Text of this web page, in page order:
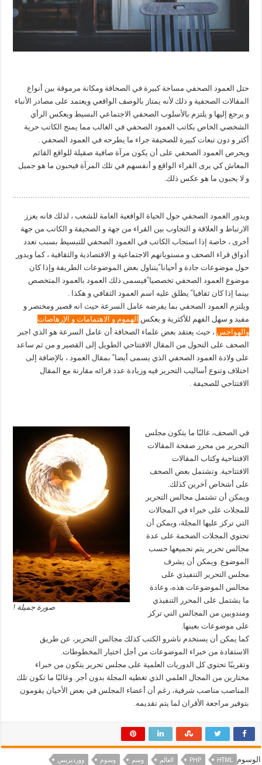
حتل العمود الصحفي مساحة كبيرة في الصحافة ومكانة مرموقة بين أنواع
المقالات الصحفية و ذلك لأنه يمتاز بالوصف الواقعي ويعتمد على مصادر الأنباء
و يرجع إليها و يلتزم بالأسلوب الصحفي الاجتماعي البسيط ويعكس الرأي
الشخصي الخاص بكاتب العمود الصحفي في الغالب مما يمنح الكاتب حرية
أكثر و دون تبعات كبيرة للصحيفة جراء ما يطرحه في العمود الصحفي .
ويحرص العمود الصحفي على أن يكون مرآة صافية صقيلة للواقع القائم
المعاش كي يرى القراء الواقع و أنفسهم في تلك المرآة فيحبون ما هو جميل
و لا يحبون ما هو عكس ذلك.
ويدور العمود الصحفي حول الحياة الواقعية العامة للشعب ، لذلك فانه يعزز
الارتباط و العلاقة و التجاوب بين القراء من جهة و الصحيفة و الكاتب من جهة
أخرى ، خاصة إذا استجاب الكاتب في العمود الصحفي للتبسيط بسبب تعدد
أذواق قراء الصحف و مستوياتهم الاجتماعية و الاقتصادية والثقافية ، كما ويدور
حول موضوعات جادة و أحيانا ًيتناول بعض الموضوعات الطريفة وإذا كان
موضوع العمود الصحفي تخصصيا ًفيسمى ذلك العمود بالعمود المتخصص
بينما إذا كان ثقافيا ً يطلق عليه اسم العمود الثقافي و هكذا .
ويلتزم العمود الصحفي بما يفرضه عامل السرعة حيث انه قصير ومختصر و
مفيد و سهل الفهم للأكثرية و يعكس الهموم و الاهتمامات و الإرهاصات
والهواجس ، حيث يعتقد بعض علماء الصحافة أن عامل السرعة هو الذي اجبر
الصحف على التحول من المقال الافتتاحي الطويل إلى القصير و من ثم ساعد
على ولادة العمود الصحفي الذي يسمى أيضا ً بمقال العمود ، بالإضافة إلى
اختلاف وتنوع أساليب التحرير فيه وزيادة عدد قرائه مقارنة مع المقال
الافتتاحي للصحيفة .
صورة جميلة !
في الصحف، غالبًا ما يتكون مجلس
التحرير من محرر صفحة المقالات
الافتتاحية وكتاب المقالات
الافتتاحية. وتشتمل بعض الصحف
على أشخاص آخرين كذلك.
ويمكن أن تشتمل مجالس التحرير
للمجلات على خبراء في المجالات
التي تركز عليها المجلة، ويمكن أن
تحتوي المجلات الضخمة على عدة
مجالس تحرير يتم تجميعها حسب
الموضوع. ويمكن أن يشرف
مجلس التحرير التنفيذي على
مجالس الموضوعات هذه، وعادة
ما يشتمل على المحرر التنفيذي
ومندوبين من المجالس التي تركز
على موضوعات بعينها.
كما يمكن أن يستخدم ناشرو الكتب كذلك مجالس التحرير، عن طريق
الاستفادة من خبراء الموضوعات من أجل اختيار المخطوطات.
وتقريبًا تحتوي كل الدوريات العلمية على مجلس تحرير يتكون من خبراء
مختارين من المجال العلمي الذي تغطيه المجلة بدون أجر. وغالبًا ما تكون تلك
المناصب مناصب شرفية، رغم أن أعضاء المجلس في بعض الأحيان يقومون
بتوفير مراجعة الأقران لما يتم تقديمه.
الوسوم HTML
PHP العالم وسم وسوم ووردبريس